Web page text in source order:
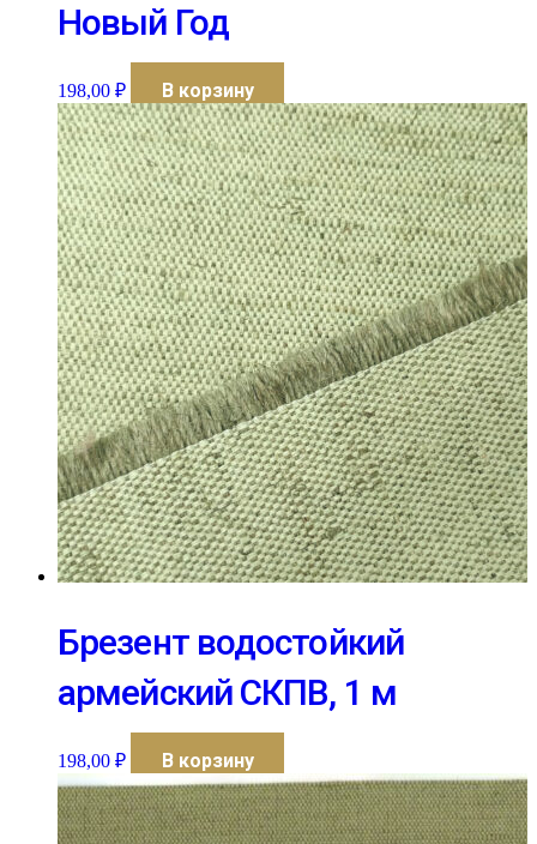
Новый Год
198,00 ₽ В корзину
Брезент водостойкий
армейский СКПВ, 1 м
198,00 ₽ В корзину